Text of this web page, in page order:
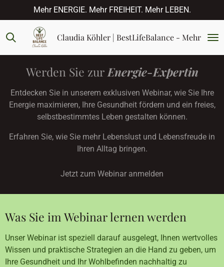
Hauptinhalt
springen
Claudia Köhler | BestLifeBalance - Mehr
Mehr ENERGIE. Mehr FREIHEIT. Mehr LEBEN.
Werden Sie zur Energie-Expertin
Entdecken Sie in unserem exklusiven Webinar, wie Sie Ihre
Energie maximieren, Ihre Gesundheit fördern und ein freies,
selbstbestimmtes Leben gestalten können.
Erfahren Sie, wie Sie mehr Lebenslust und Lebensfreude in
Ihren Alltag bringen.
Jetzt zum Webinar anmelden
Was Sie im Webinar lernen werden
Unser Webinar ist speziell darauf ausgelegt, Ihnen wertvolles
Wissen und praktische Strategien an die Hand zu geben, um
Ihre Gesundheit und Ihr Wohlbefinden nachhaltig zu